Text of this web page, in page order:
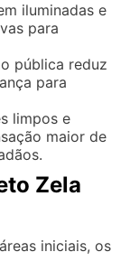
iluminadas e
para
pública reduz
para
limpos e
maior de
Zela
iniciais, os